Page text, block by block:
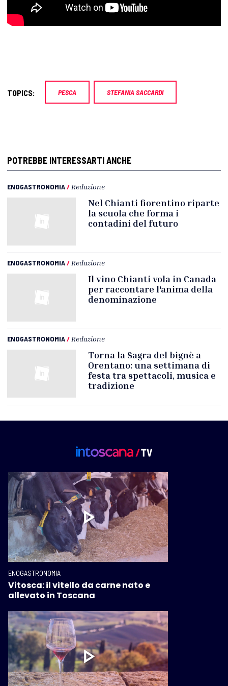
TOPICS: PESCA STEFANIA SACCARDI
POTREBBE INTERESSARTI ANCHE
ENOGASTRONOMIA/ Redazione
Nel Chianti fiorentino riparte
la scuola che forma i
contadini del futuro
ENOGASTRONOMIA/ Redazione
Il vino Chianti vola in Canada
per raccontare l'anima della
denominazione
ENOGASTRONOMIA/ Redazione
Torna la Sagra del bignè a
Orentano: una settimana di
festa tra spettacoli, musica e
tradizione
ENOGASTRONOMIA
Vitosca: il vitello da carne nato e
allevato in Toscana